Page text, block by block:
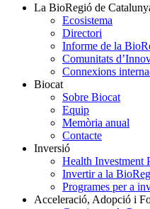
La BioRegió de
Ecosistema
Directori
Informe de la
Comunitats
Connexions
Biocat
Sobre Biocat
Equip
Memòria anual
Contacte
Inversió
Health Investment
Invertir a la
Programes per a
Acceleració, Adopció i